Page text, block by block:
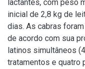
lactantes, com peso
inicial de 2,8 kg de
dias. As cabras
de acordo com sua
latinos simultâneos
tratamentos e quatro